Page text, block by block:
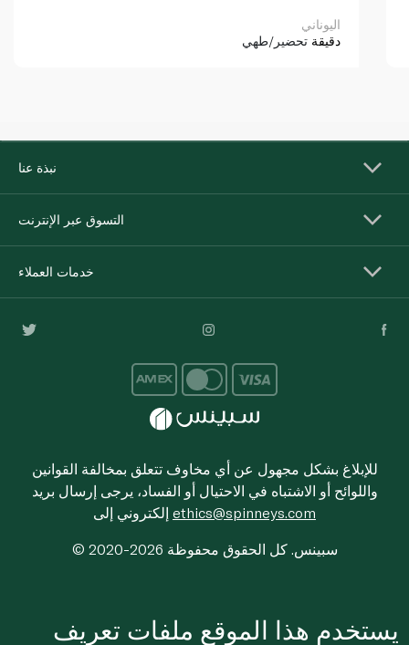
اليوناني
دقيقة تحضير/طهي
نبذة عنا
التسوق عبر الإنترنت
خدمات العملاء
للإبلاغ بشكل مجهول عن أي مخاوف تتعلق بمخالفة القوانين
واللوائح أو الاشتباه في الاحتيال أو الفساد، يرجى إرسال بريد
ethics@spinneys.com
© 2020-2026 سبينس. كل الحقوق محفوظة
يستخدم هذا الموقع ملفات تعريف